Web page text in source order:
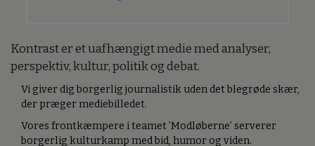
Kontrast er et uafhængigt medie med analyser,
perspektiv, kultur, politik og debat.
Vi giver dig borgerlig journalistik uden det blegrøde skær,
der præger mediebilledet.
Vores frontkæmpere i teamet ’Modløberne’ serverer
borgerlig kulturkamp med bid, humor og viden.